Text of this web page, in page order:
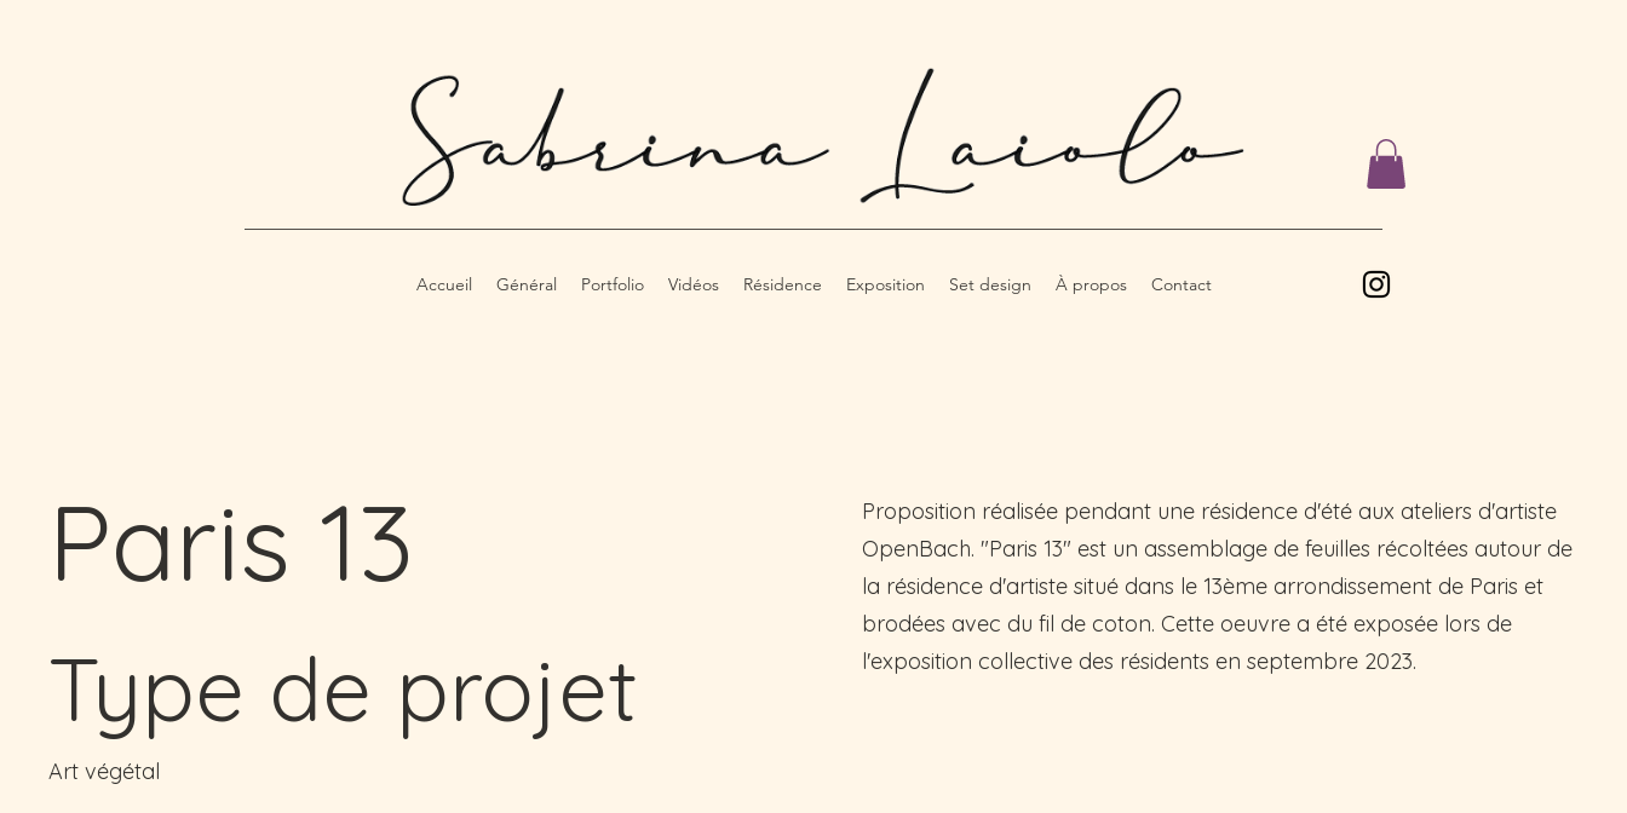
Accueil Général Portfolio Vidéos Résidence Exposition Set design À propos Contact
Paris 13
Type de projet
Art végétal
Proposition réalisée pendant une résidence d'été aux ateliers d'artiste
OpenBach. "Paris 13" est un assemblage de feuilles récoltées autour de
la résidence d'artiste situé dans le 13ème arrondissement de Paris et
brodées avec du fil de coton. Cette oeuvre a été exposée lors de
l'exposition collective des résidents en septembre 2023.